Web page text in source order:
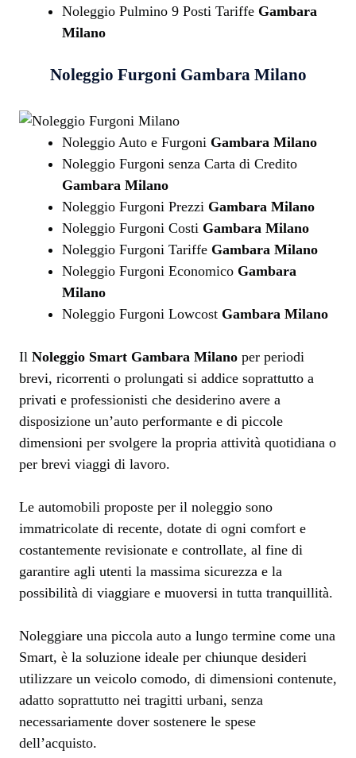
Noleggio Pulmino 9 Posti Tariffe Gambara
Milano
Noleggio Furgoni Gambara Milano
Noleggio Auto e Furgoni Gambara Milano
Noleggio Furgoni senza Carta di Credito
Gambara Milano
Noleggio Furgoni Prezzi Gambara Milano
Noleggio Furgoni Costi Gambara Milano
Noleggio Furgoni Tariffe Gambara Milano
Noleggio Furgoni Economico Gambara
Milano
Noleggio Furgoni Lowcost Gambara Milano
Il Noleggio Smart Gambara Milano per periodi
brevi, ricorrenti o prolungati si addice soprattutto a
privati e professionisti che desiderino avere a
disposizione un’auto performante e di piccole
dimensioni per svolgere la propria attività quotidiana o
per brevi viaggi di lavoro.
Le automobili proposte per il noleggio sono
immatricolate di recente, dotate di ogni comfort e
costantemente revisionate e controllate, al fine di
garantire agli utenti la massima sicurezza e la
possibilità di viaggiare e muoversi in tutta tranquillità.
Noleggiare una piccola auto a lungo termine come una
Smart, è la soluzione ideale per chiunque desideri
utilizzare un veicolo comodo, di dimensioni contenute,
adatto soprattutto nei tragitti urbani, senza
necessariamente dover sostenere le spese
dell’acquisto.